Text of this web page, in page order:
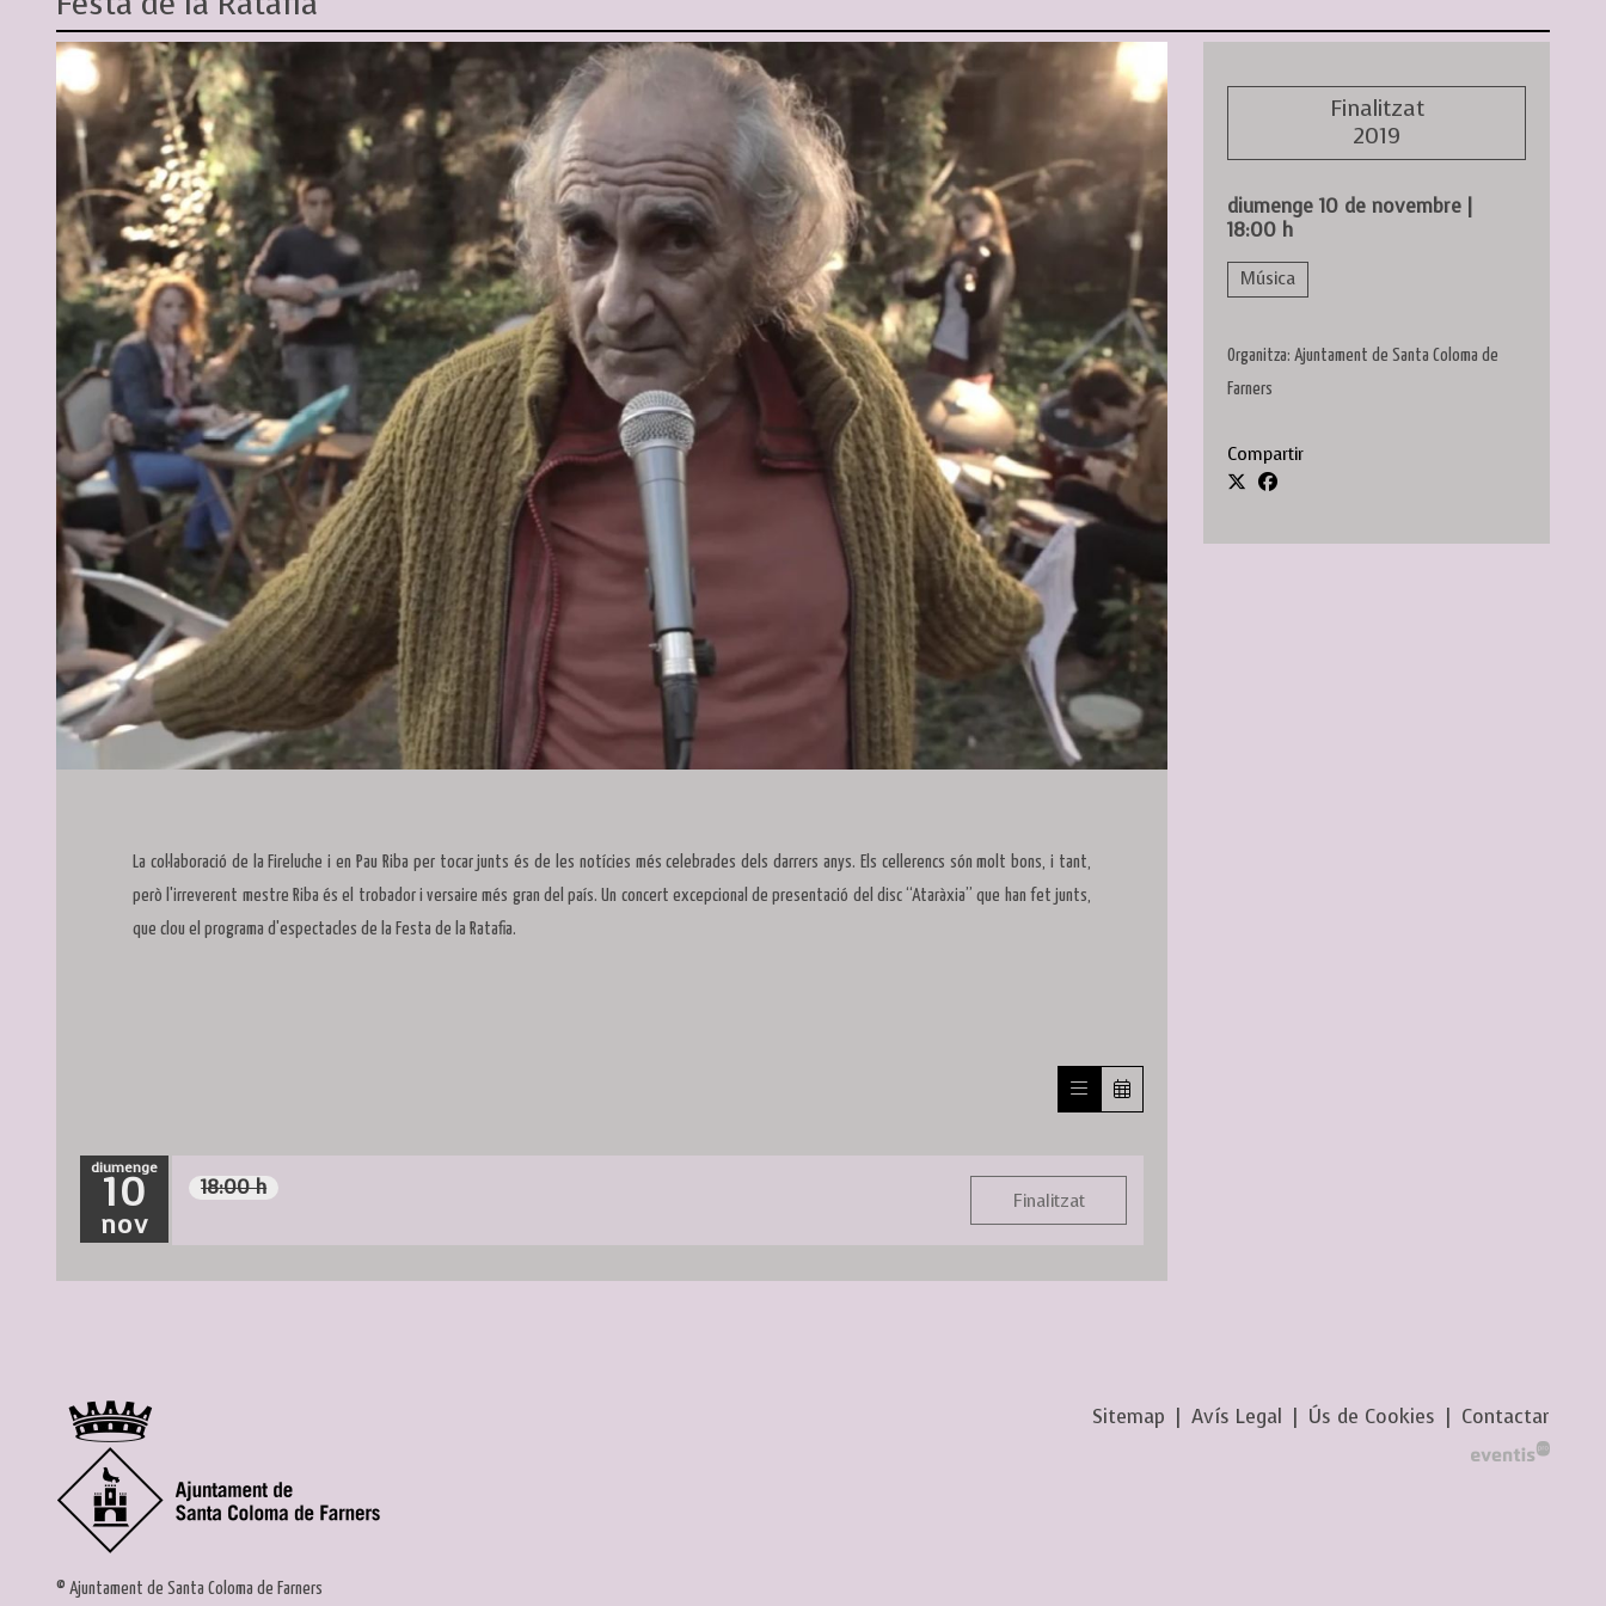
Finalitzat
2019
diumenge 10 de novembre |
18:00 h
Música
Organitza: Ajuntament de Santa Coloma de
Farners
Compartir
La col·laboració de la Fireluche i en Pau Riba per tocar junts és de les notícies més celebrades dels darrers anys. Els cellerencs són molt bons, i tant,
però l'irreverent mestre Riba és el trobador i versaire més gran del país. Un concert excepcional de presentació del disc “Ataràxia” que han fet junts,
que clou el programa d'espectacles de la Festa de la Ratafia.
diumenge
10
nov
18:00 h
Finalitzat
© Ajuntament de Santa Coloma de Farners
Sitemap Avís Legal Ús de Cookies Contactar